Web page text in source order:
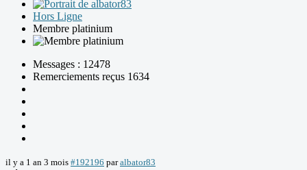
Hors Ligne
Membre platinium
Messages : 12478
Remerciements reçus 1634
il y a 1 an 3 mois #192196 paralbator83